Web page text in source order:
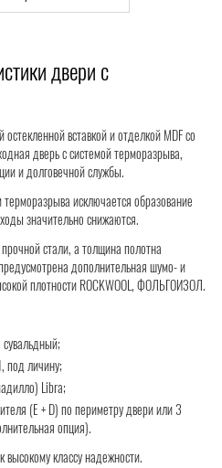
двери с
вставкой и отделкой MDF со
дверь с системой терморазрыва,
и долговечной службы.
исключается образование
значительно снижаются.
стали, а толщина полотна
дополнительная шумо- и
плотности ROCKWOOL, ФОЛЬГОИЗОЛ.
под личину;
Libra;
(Е + D) по периметру двери или 3
опция).
классу надежности.